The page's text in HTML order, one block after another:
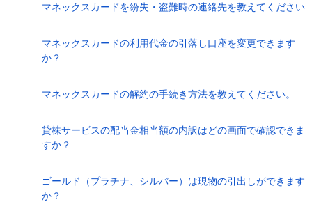
マネックスカードを紛失・盗難時の連絡先を教えてください
マネックスカードの利用代金の引落し口座を変更できます
か？
マネックスカードの解約の手続き方法を教えてください。
貸株サービスの配当金相当額の内訳はどの画面で確認できま
すか？
ゴールド（プラチナ、シルバー）は現物の引出しができます
か？